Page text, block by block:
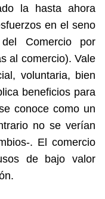
la hasta ahora
en el seno
Comercio por
al comercio). Vale
voluntaria, bien
beneficios para
conoce como un
no se verían
. El comercio
de bajo valor